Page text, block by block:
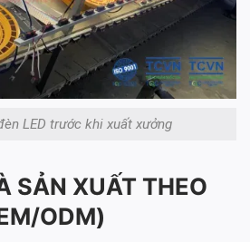
LED trước khi xuất xưởng
SẢN XUẤT THEO
ODM)